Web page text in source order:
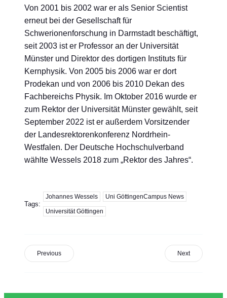
Von 2001 bis 2002 war er als Senior Scientist
erneut bei der Gesellschaft für
Schwerionenforschung in Darmstadt beschäftigt,
seit 2003 ist er Professor an der Universität
Münster und Direktor des dortigen Instituts für
Kernphysik. Von 2005 bis 2006 war er dort
Prodekan und von 2006 bis 2010 Dekan des
Fachbereichs Physik. Im Oktober 2016 wurde er
zum Rektor der Universität Münster gewählt, seit
September 2022 ist er außerdem Vorsitzender
der Landesrektorenkonferenz Nordrhein-
Westfalen. Der Deutsche Hochschulverband
wählte Wessels 2018 zum „Rektor des Jahres“.
Tags:
Johannes Wessels Uni GöttingenCampus News
Universität Göttingen
Previous Next